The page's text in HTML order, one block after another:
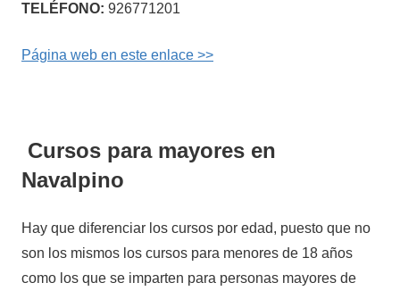
TELÉFONO: 926771201
Página web en este enlace >>
Cursos para mayores en
Navalpino
Hay que diferenciar los cursos por edad, puesto que no
son los mismos los cursos para menores de 18 años
como los que se imparten para personas mayores de